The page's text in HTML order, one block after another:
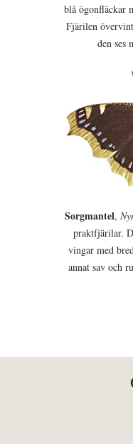
blå ögonfläckar
Fjärilen
den ses
Sorgmantel,
praktfjärilar.
vingar med
annat sav och